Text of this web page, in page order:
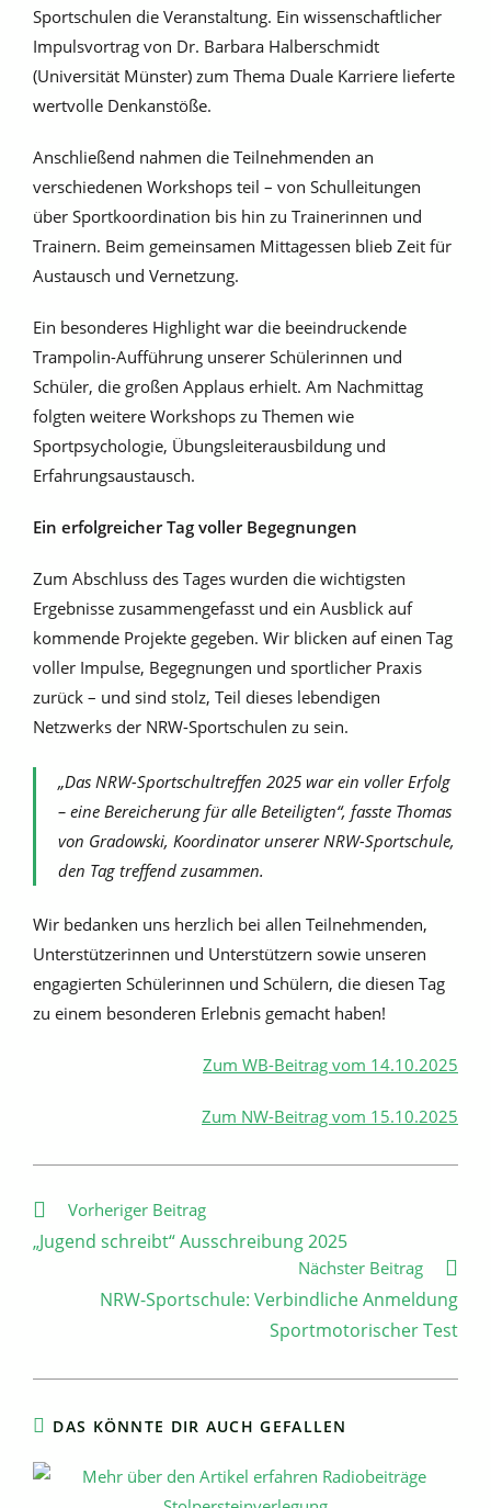
Sportschulen die Veranstaltung. Ein wissenschaftlicher
Impulsvortrag von Dr. Barbara Halberschmidt
(Universität Münster) zum Thema Duale Karriere lieferte
wertvolle Denkanstöße.
Anschließend nahmen die Teilnehmenden an
verschiedenen Workshops teil – von Schulleitungen
über Sportkoordination bis hin zu Trainerinnen und
Trainern. Beim gemeinsamen Mittagessen blieb Zeit für
Austausch und Vernetzung.
Ein besonderes Highlight war die beeindruckende
Trampolin-Aufführung unserer Schülerinnen und
Schüler, die großen Applaus erhielt. Am Nachmittag
folgten weitere Workshops zu Themen wie
Sportpsychologie, Übungsleiterausbildung und
Erfahrungsaustausch.
Ein erfolgreicher Tag voller Begegnungen
Zum Abschluss des Tages wurden die wichtigsten
Ergebnisse zusammengefasst und ein Ausblick auf
kommende Projekte gegeben. Wir blicken auf einen Tag
voller Impulse, Begegnungen und sportlicher Praxis
zurück – und sind stolz, Teil dieses lebendigen
Netzwerks der NRW-Sportschulen zu sein.
„Das NRW-Sportschultreffen 2025 war ein voller Erfolg
– eine Bereicherung für alle Beteiligten“, fasste Thomas
von Gradowski, Koordinator unserer NRW-Sportschule,
den Tag treffend zusammen.
Wir bedanken uns herzlich bei allen Teilnehmenden,
Unterstützerinnen und Unterstützern sowie unseren
engagierten Schülerinnen und Schülern, die diesen Tag
zu einem besonderen Erlebnis gemacht haben!
Zum WB-Beitrag vom 14.10.2025
Zum NW-Beitrag vom 15.10.2025
Weitere
ansehen
Vorheriger Beitrag
„Jugend schreibt“ Ausschreibung 2025
Nächster Beitrag
NRW-Sportschule: Verbindliche Anmeldung
Sportmotorischer Test
DAS KÖNNTE DIR AUCH GEFALLEN